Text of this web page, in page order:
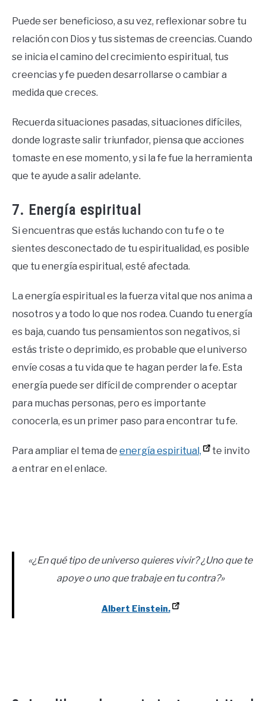
Puede ser beneficioso, a su vez, reflexionar sobre tu
relación con Dios y tus sistemas de creencias. Cuando
se inicia el camino del crecimiento espiritual, tus
creencias y fe pueden desarrollarse o cambiar a
medida que creces.
Recuerda situaciones pasadas, situaciones difíciles,
donde lograste salir triunfador, piensa que acciones
tomaste en ese momento, y si la fe fue la herramienta
que te ayude a salir adelante.
7. Energía espiritual
Si encuentras que estás luchando con tu fe o te
sientes desconectado de tu espiritualidad, es posible
que tu energía espiritual, esté afectada.
La energía espiritual es la fuerza vital que nos anima a
nosotros y a todo lo que nos rodea. Cuando tu energía
es baja, cuando tus pensamientos son negativos, si
estás triste o deprimido, es probable que el universo
envíe cosas a tu vida que te hagan perder la fe. Esta
energía puede ser difícil de comprender o aceptar
para muchas personas, pero es importante
conocerla, es un primer paso para encontrar tu fe.
Para ampliar el tema de energía espiritual,
te invito
a entrar en el enlace.
«¿En qué tipo de universo quieres vivir? ¿Uno que te
apoye o uno que trabaje en tu contra?»
Albert Einstein.